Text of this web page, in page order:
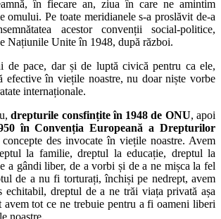
în fiecare an, ziua în care ne amintim
omului. Pe toate meridianele s-a proslăvit de-a
acestor convenții social-politice,
Națiunile Unite în 1948, după război.
de pace, dar și de luptă civică pentru ca ele,
efective în viețile noastre, nu doar niște vorbe
internaționale.
drepturile consfințite în 1948 de ONU, apoi
în Convenția Europeană a Drepturilor
des invocate în viețile noastre. Avem
la familie, dreptul la educație, dreptul la
a gândi liber, de a vorbi și de a ne mișca la fel
de a nu fi torturați, închiși pe nedrept, avem
echitabil, dreptul de a ne trăi viața privată așa
tot ce ne trebuie pentru a fi oameni liberi
noastre.